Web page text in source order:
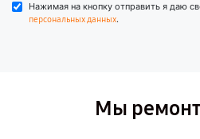
Нажимая на кнопку отправить я даю
персональных данных.
Мы